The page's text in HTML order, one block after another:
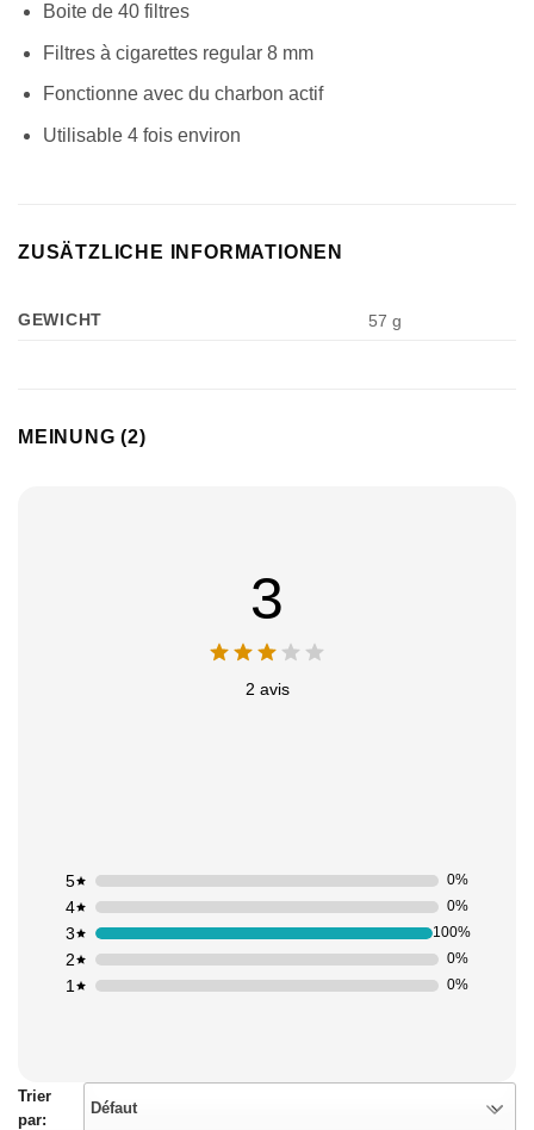
Boite de 40 filtres
Filtres à cigarettes regular 8 mm
Fonctionne avec du charbon actif
Utilisable 4 fois environ
ZUSÄTZLICHE INFORMATIONEN
GEWICHT 57 g
MEINUNG (2)
3
2 avis
1 0%
2 0%
3 100%
4 0%
5 0%
Trier
par:
Défaut
Appliquer les filtres